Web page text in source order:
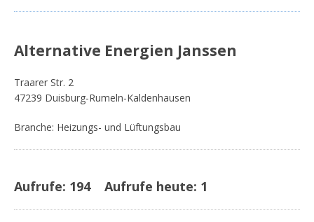
Alternative Energien Janssen
Traarer Str. 2
47239 Duisburg-Rumeln-Kaldenhausen
Branche: Heizungs- und Lüftungsbau
Aufrufe: 194Aufrufe heute: 1